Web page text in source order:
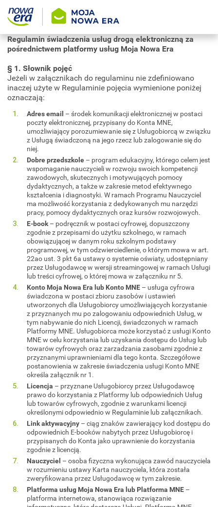
Regulamin świadczenia usług drogą elektroniczną za
pośrednictwem platformy usług Moja Nowa Era
§ 1. Słownik pojęć
Jeżeli w załącznikach do regulaminu nie zdefiniowano
inaczej użyte w Regulaminie pojęcia wymienione poniżej
oznaczają:
Adres email – środek komunikacji elektronicznej w postaci
poczty elektronicznej, przypisany do Konta MNE,
umożliwiający porozumiewanie się z Usługobiorcą w związku
z Usługą świadczoną na jego rzecz lub zalogowanie się do
niej.
Dobre przedszkole – program edukacyjny, którego celem jest
wspomaganie nauczycieli w rozwoju swoich kompetencji
zawodowych, skutecznych i motywujących pomocy
dydaktycznych, a także w zakresie metod efektywnego
kształcenia i diagnostyki. W ramach Programu Nauczyciel
ma możliwość korzystania z dedykowanych mu narzędzi
pracy, pomocy dydaktycznych oraz kursów rozwojowych.
E-book– podręcznik w postaci cyfrowej, dopuszczony
zgodnie z przepisami do użytku szkolnego, w ramach
obowiązującej w danym roku szkolnym podstawy
programowej, w tym odzwierciedlenie, o którym mowa w art.
22ao ust. 3 pkt 6a ustawy o systemie oświaty, udostępniany
przez Usługodawcę w wersji streamingowej w ramach Usługi
lub treści cyfrowej, o której mowa w załączniku nr 5.
Konto Moja Nowa Era lub Konto MNE – usługa cyfrowa
świadczona w postaci zbioru zasobów i ustawień
utworzonych dla Usługobiorcy umożliwiających korzystanie
z przyznanych mu po zalogowaniu odpowiednich Usług, w
tym nabywanie do nich Licencji, świadczonych w ramach
Platformy MNE. Usługobiorca może korzystać z usługi Konto
MNE w celu korzystania lub uzyskania dostępu do Usług lub
towarów cyfrowych oraz zarzadzania zasobami zgodnie z
przyznanymi uprawnieniami dla tego konta. Szczegółowe
postanowienia w zakresie świadczenia usługi Konto MNE
określa załącznik nr 1.
Licencja – przyznane Usługobiorcy przez Usługodawcę
prawo do korzystania z Platformy lub odpowiednich Usług
lub towarów cyfrowych, zgodnie z warunkami licencji
określonymi odpowiednio w Regulaminie lub załącznikach.
Link aktywacyjny – ciąg znaków zawierający kod dostępu do
odpowiednich E-booków nabytych przez Usługobiorcę i
przypisanych do Konta jako uprawnienie do korzystania
zgodnie z licencją.
Nauczyciel – osoba fizyczna wykonująca zawód nauczyciela
w rozumieniu ustawy Karta nauczyciela, która została
zweryfikowana przez Usługodawcę w tym zakresie.
Platforma usług Moja Nowa Era lub Platforma MNE –
platforma internetowa, stanowiąca rozwiązanie